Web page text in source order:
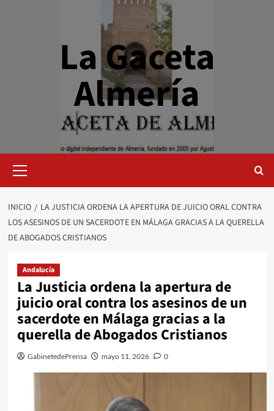
La Gaceta
Almería
primario
INICIO
LA JUSTICIA ORDENA LA APERTURA DE JUICIO ORAL CONTRA
LOS ASESINOS DE UN SACERDOTE EN MÁLAGA GRACIAS A LA QUERELLA
DE ABOGADOS CRISTIANOS
Andalucía
La Justicia ordena la apertura de
juicio oral contra los asesinos de un
sacerdote en Málaga gracias a la
querella de Abogados Cristianos
GabinetedePrensa mayo 11, 2026 0